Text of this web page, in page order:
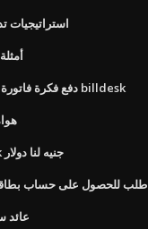
استراتيجيات
دفع فكرة فاتورة الفاتورة على الانترنت billdesk
سعر الصرف مقابل uk جنيه لنا دولار
طلب للحصول على حساب بطاقة
عائد سندات